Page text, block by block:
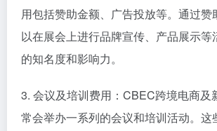
用包括赞助金额、广告投放等。通过赞
以在展会上进行品牌宣传、产品展示等
的知名度和影响力。
3. 会议及培训费用：CBEC跨境电商及
常会举办一系列的会议和培训活动。这